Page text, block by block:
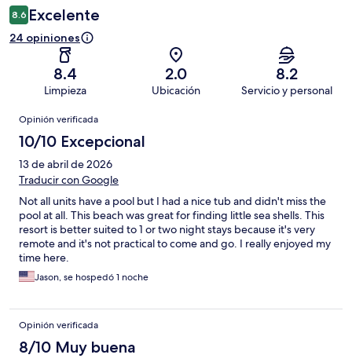
8.6 Excelente
24 opiniones
8.4
Limpieza
2.0
Ubicación
8.2
Servicio y personal
Opiniones
Opinión verificada
10/10 Excepcional
13 de abril de 2026
Traducir con Google
Not all units have a pool but I had a nice tub and didn't miss the
pool at all. This beach was great for finding little sea shells. This
resort is better suited to 1 or two night stays because it's very
remote and it's not practical to come and go. I really enjoyed my
time here.
Jason, se hospedó 1 noche
Opinión verificada
8/10 Muy buena